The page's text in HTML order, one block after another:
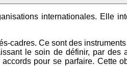
internationales. Elle
cadres. Ce sont des
le soin de définir, par
pour se parfaire. Cette